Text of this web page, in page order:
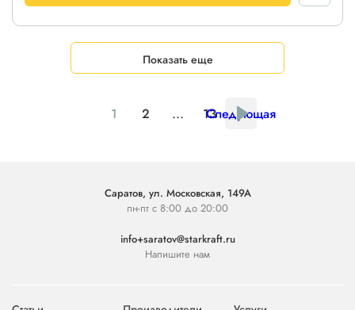
Показать еще
1 2 ... 13
Следующая
Саратов, ул. Московская, 149А
пн-пт с 8:00 до 20:00
info+saratov@starkraft.ru
Напишите нам